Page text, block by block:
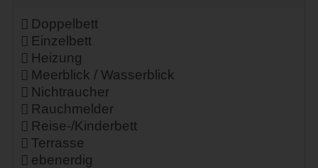
Doppelbett
Einzelbett
Heizung
Meerblick / Wasserblick
Nichtraucher
Rauchmelder
Reise-/Kinderbett
Terrasse
ebenerdig